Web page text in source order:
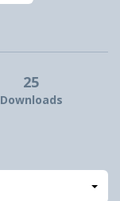
25
Downloads